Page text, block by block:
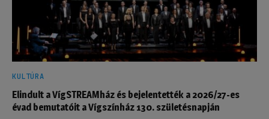
KULTÚRA
Elindult a VígSTREAMház és bejelentették a 2026/27-es
évad bemutatóit a Vígszínház 130. születésnapján